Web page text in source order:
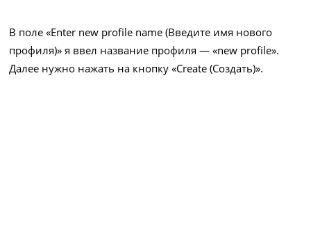
В поле «Enter new profile name (Введите имя нового
профиля)» я ввел название профиля — «new profile».
Далее нужно нажать на кнопку «Create (Создать)».